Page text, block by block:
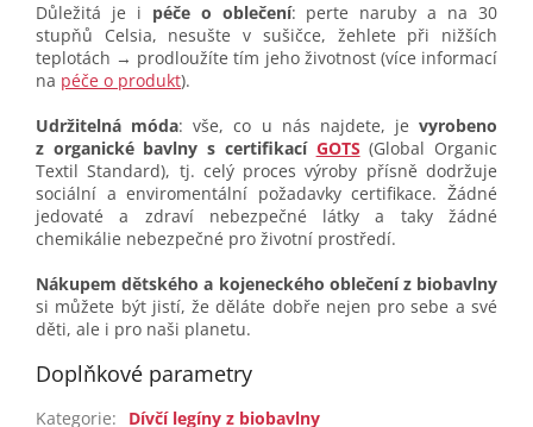
Důležitá je i péče o oblečení: perte naruby a na 30
stupňů Celsia, nesušte v sušičce, žehlete při nižších
teplotách → prodloužíte tím jeho životnost (více informací
na péče o produkt).
Udržitelná móda: vše, co u nás najdete, je vyrobeno
z organické bavlny s certifikací GOTS (Global Organic
Textil Standard), tj. celý proces výroby přísně dodržuje
sociální a enviromentální požadavky certifikace. Žádné
jedovaté a zdraví nebezpečné látky a taky žádné
chemikálie nebezpečné pro životní prostředí.
Nákupem dětského a kojeneckého oblečení z biobavlny
si můžete být jistí, že děláte dobře nejen pro sebe a své
děti, ale i pro naši planetu.
Doplňkové parametry
Kategorie:
Dívčí legíny z biobavlny